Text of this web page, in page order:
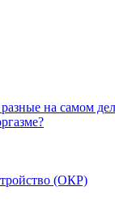
на самом
(ОКР)